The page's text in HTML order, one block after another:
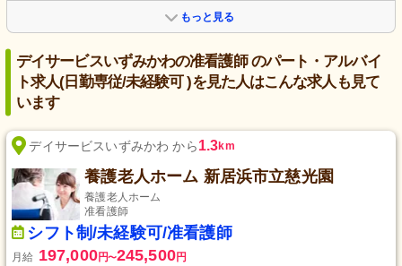
もっと見る
デイサービスいずみかわの准看護師 のパート・アルバイ
ト求人(日勤専従/未経験可 )を見た人はこんな求人も見て
います
デイサービスいずみかわ から1.3km
養護老人ホーム 新居浜市立慈光園
養護老人ホーム
准看護師
シフト制/未経験可/准看護師
月給 197,000円〜245,500円